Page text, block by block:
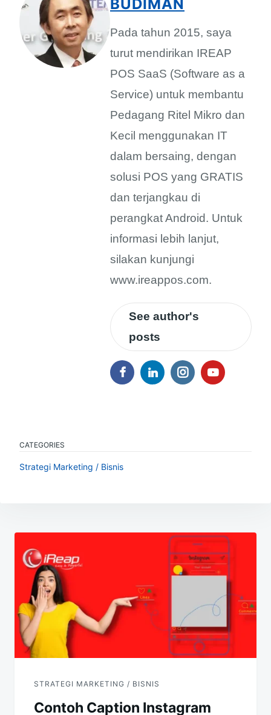
BUDIMAN
Pada tahun 2015, saya
turut mendirikan IREAP
POS SaaS (Software as a
Service) untuk membantu
Pedagang Ritel Mikro dan
Kecil menggunakan IT
dalam bersaing, dengan
solusi POS yang GRATIS
dan terjangkau di
perangkat Android. Untuk
informasi lebih lanjut,
silakan kunjungi
www.ireappos.com.
See author's
posts
CATEGORIES
Strategi Marketing / Bisnis
pos
STRATEGI MARKETING / BISNIS
Contoh Caption Instagram